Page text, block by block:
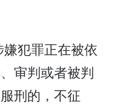
犯罪正在被依
审判或者被判
刑的，不征